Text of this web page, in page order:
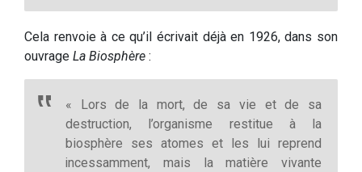
Cela renvoie à ce qu’il écrivait déjà en 1926, dans son
ouvrage La Biosphère :
« Lors de la mort, de sa vie et de sa
destruction, l’organisme restitue à la
biosphère ses atomes et les lui reprend
incessamment, mais la matière vivante